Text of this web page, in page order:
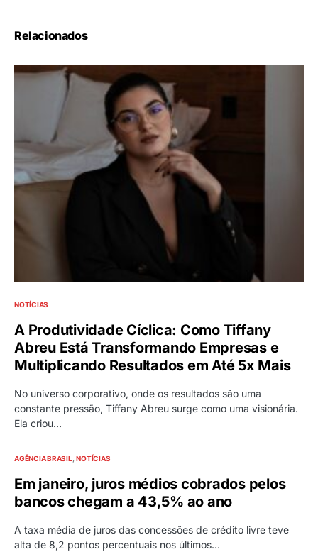
Relacionados
NOTÍCIAS
A Produtividade Cíclica: Como Tiffany
Abreu Está Transformando Empresas e
Multiplicando Resultados em Até 5x Mais
No universo corporativo, onde os resultados são uma
constante pressão, Tiffany Abreu surge como uma visionária.
Ela criou…
AGÊNCIA BRASIL NOTÍCIAS
Em janeiro, juros médios cobrados pelos
bancos chegam a 43,5% ao ano
A taxa média de juros das concessões de crédito livre teve
alta de 8,2 pontos percentuais nos últimos…